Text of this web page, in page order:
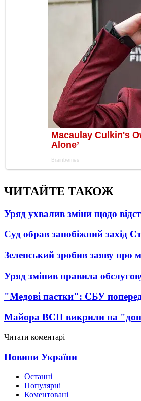
ЧИТАЙТЕ ТАКОЖ
Уряд ухвалив зміни щодо
Суд обрав запобіжний захід
Зеленський зробив заяву про
Уряд змінив правила
"Медові пастки": СБУ
Майора ВСП викрили на
Читати коментарі
Новини України
Останні
Популярні
Коментовані